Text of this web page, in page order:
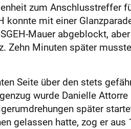
zum Anschlusstreffer
konnte mit einer
Mauer abgeblockt,
Zehn Minuten später
Seite über den stets
wurde Danielle
später
gelassen hatte, zog er